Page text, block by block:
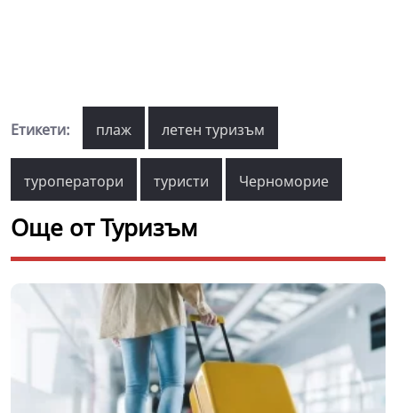
Етикети: плаж летен туризъм
туроператори туристи Черноморие
Още от Туризъм